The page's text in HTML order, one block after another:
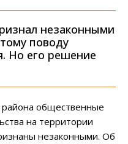
незаконными
поводу
Но его решение
общественные
на территории
незаконными. Об